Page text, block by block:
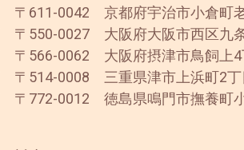
〒611-0042 京都府宇治市小倉町
〒550-0027 大阪府大阪市西区九
〒566-0062 大阪府摂津市鳥飼上4
〒514-0008 三重県津市上浜町2丁
〒772-0012 徳島県鳴門市撫養町